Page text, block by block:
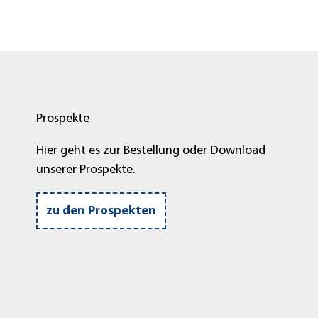
Prospekte
Hier geht es zur Bestellung oder Download
unserer Prospekte.
zu den Prospekten